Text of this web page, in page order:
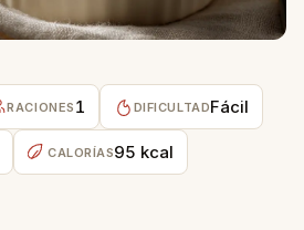
RACIONES 1 DIFICULTADFácil
CALORÍAS95 kcal